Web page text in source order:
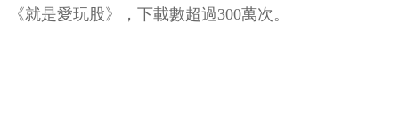
《就是愛玩股》，下載數超過300萬次。